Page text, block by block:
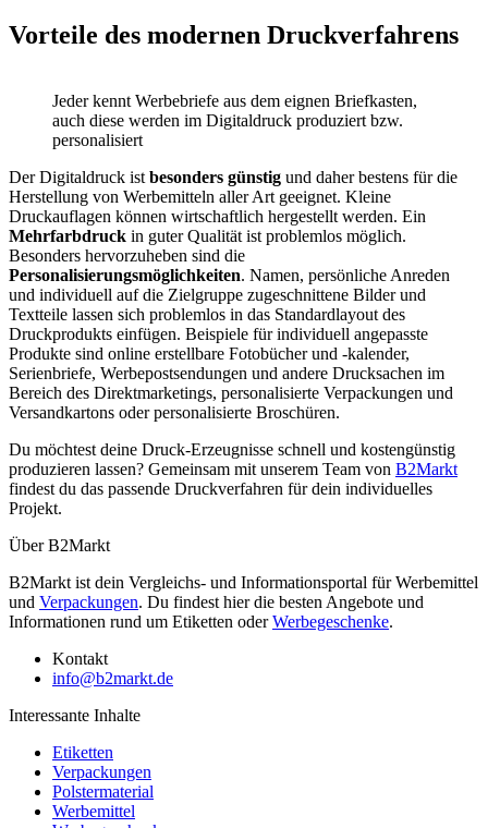
Vorteile des modernen Druckverfahrens
Jeder kennt Werbebriefe aus dem eignen Briefkasten,
auch diese werden im Digitaldruck produziert bzw.
personalisiert
Der Digitaldruck ist besonders günstig und daher bestens für die
Herstellung von Werbemitteln aller Art geeignet. Kleine
Druckauflagen können wirtschaftlich hergestellt werden. Ein
Mehrfarbdruck in guter Qualität ist problemlos möglich.
Besonders hervorzuheben sind die
Personalisierungsmöglichkeiten. Namen, persönliche Anreden
und individuell auf die Zielgruppe zugeschnittene Bilder und
Textteile lassen sich problemlos in das Standardlayout des
Druckprodukts einfügen. Beispiele für individuell angepasste
Produkte sind online erstellbare Fotobücher und -kalender,
Serienbriefe, Werbepostsendungen und andere Drucksachen im
Bereich des Direktmarketings, personalisierte Verpackungen und
Versandkartons oder personalisierte Broschüren.
Du möchtest deine Druck-Erzeugnisse schnell und kostengünstig
produzieren lassen? Gemeinsam mit unserem Team von B2Markt
findest du das passende Druckverfahren für dein individuelles
Projekt.
Über B2Markt
B2Markt ist dein Vergleichs- und Informationsportal für Werbemittel
und Verpackungen. Du findest hier die besten Angebote und
Informationen rund um Etiketten oderWerbegeschenke.
Kontakt
info@b2markt.de
Interessante Inhalte
Etiketten
Verpackungen
Polstermaterial
Werbemittel